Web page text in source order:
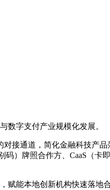
数字支付产业规模化发展。
对接通道，简化金融科技产
码）牌照合作方、CaaS（卡
赋能本地创新机构快速落地